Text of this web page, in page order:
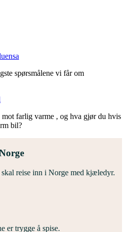
spørsmålene vi får om
farlig varme , og hva gjør du hvis
bil?
skal reise inn i Norge med kjæledyr.
er trygge å spise.